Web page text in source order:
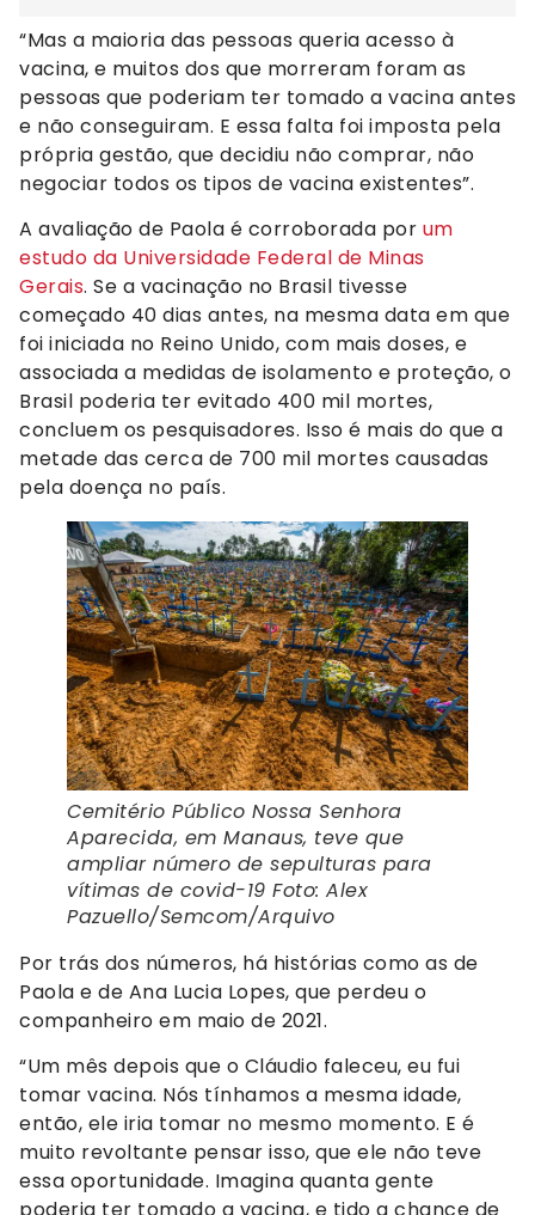
“Mas a maioria das pessoas queria acesso à
vacina, e muitos dos que morreram foram as
pessoas que poderiam ter tomado a vacina antes
e não conseguiram. E essa falta foi imposta pela
própria gestão, que decidiu não comprar, não
negociar todos os tipos de vacina existentes”.
A avaliação de Paola é corroborada por um
estudo da Universidade Federal de Minas
Gerais. Se a vacinação no Brasil tivesse
começado 40 dias antes, na mesma data em que
foi iniciada no Reino Unido, com mais doses, e
associada a medidas de isolamento e proteção, o
Brasil poderia ter evitado 400 mil mortes,
concluem os pesquisadores. Isso é mais do que a
metade das cerca de 700 mil mortes causadas
pela doença no país.
Cemitério Público Nossa Senhora
Aparecida, em Manaus, teve que
ampliar número de sepulturas para
vítimas de covid-19 Foto: Alex
Pazuello/Semcom/Arquivo
Por trás dos números, há histórias como as de
Paola e de Ana Lucia Lopes, que perdeu o
companheiro em maio de 2021.
“Um mês depois que o Cláudio faleceu, eu fui
tomar vacina. Nós tínhamos a mesma idade,
então, ele iria tomar no mesmo momento. E é
muito revoltante pensar isso, que ele não teve
essa oportunidade. Imagina quanta gente